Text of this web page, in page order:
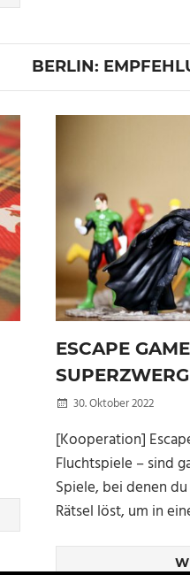
BERLIN:
ESCAPE
SUPERZWERG
30. Oktober 2022
[Kooperation]
Fluchtspiele – sind
Spiele, bei denen
Rätsel löst, um in